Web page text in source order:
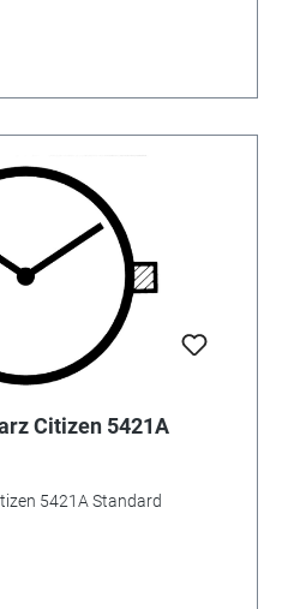
Citizen 5421A
5421A Standard